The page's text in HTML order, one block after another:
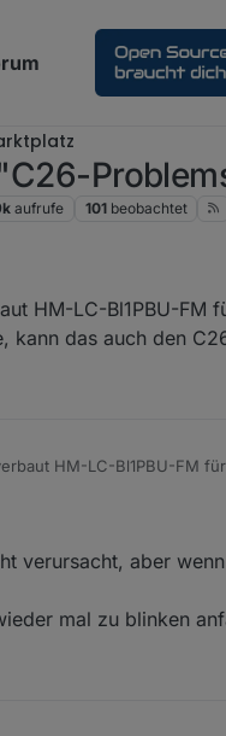
aufrufe 101 beobachtet
HM-LC-Bl1PBU-FM
kann das auch den
nach den Jahren
verursacht, aber
mal zu blinken